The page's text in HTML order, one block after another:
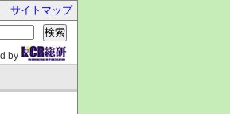
サイトマップ
検索
by